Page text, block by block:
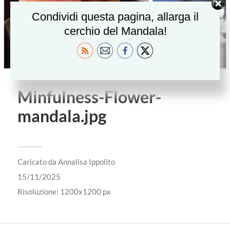
Minfulness-Flower-
mandala.jpg
Caricato da Annalisa Ippolito
15/11/2025
Risoluzione: 1200x1200 px
Condividi questa pagina, allarga il
cerchio del Mandala!